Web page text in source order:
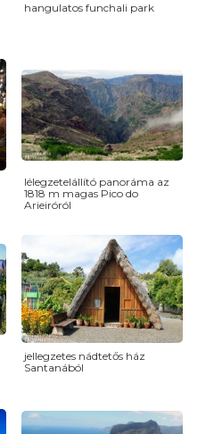
hangulatos funchali park
lélegzetelállító panoráma az
1818 m magas Pico do
Arieiróról
jellegzetes nádtetős ház
Santanából